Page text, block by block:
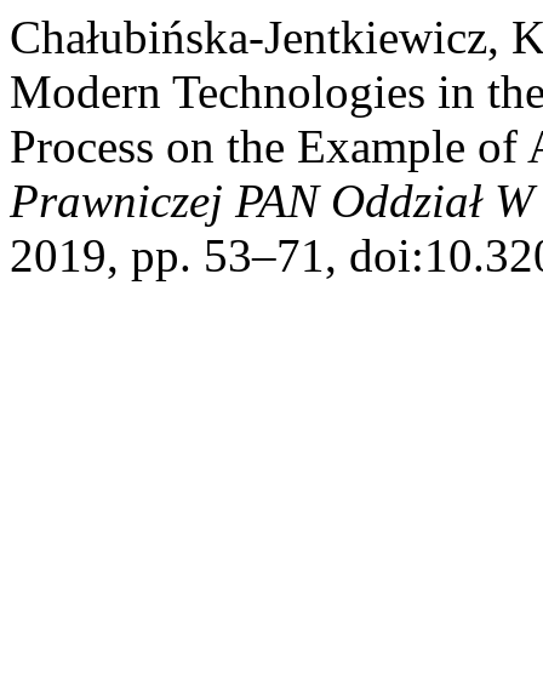
Chałubińska-Jentkiewicz,
Modern Technologies in
Process on the Example
Prawniczej PAN Oddział
2019, pp. 53–71,